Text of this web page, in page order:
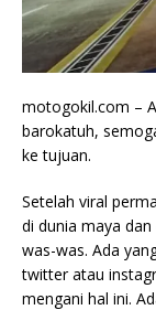
motogokil.com –
barokatuh,
ke tujuan.
Setelah viral
di dunia maya
was-was. Ada
twitter atau
mengani hal ini.